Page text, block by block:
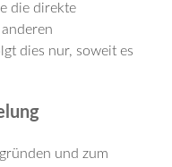
die direkte
dies nur, soweit es
und zum